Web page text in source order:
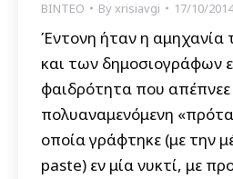
ΒΙΝΤΕΟ Byxrisiavgi 17/10/2014
Έντονη ήταν η
και των δημοσιογράφων
φαιδρότητα που απέπνεε
πολυαναμενόμενη
οποία γράφτηκε (με την
paste) εν μία νυκτί, με